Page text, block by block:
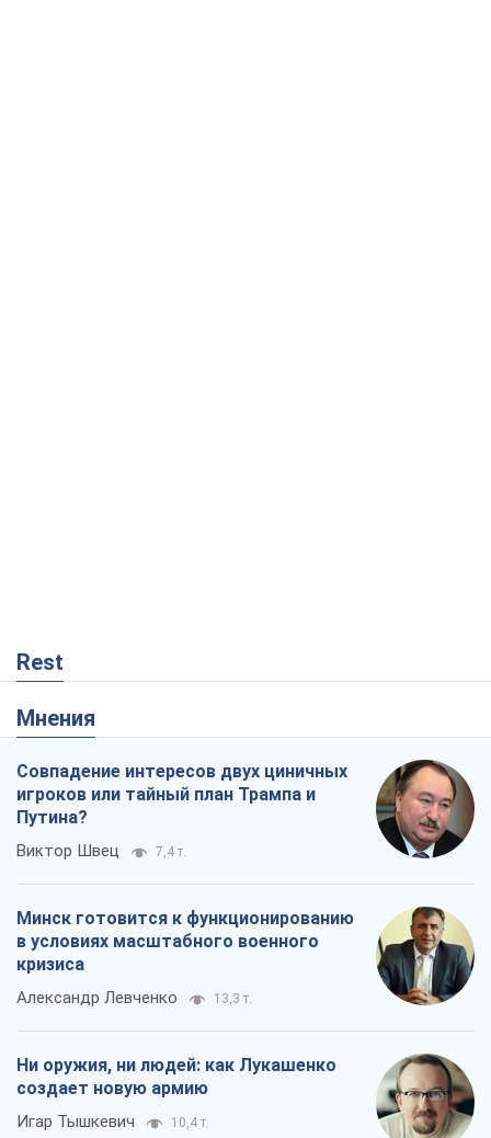
Rest
Мнения
Совпадение интересов двух циничных
игроков или тайный план Трампа и
Путина?
Виктор Швец 7,4 т.
Минск готовится к функционированию
в условиях масштабного военного
кризиса
Александр Левченко 13,3 т.
Ни оружия, ни людей: как Лукашенко
создает новую армию
Игар Тышкевич 10,4 т.